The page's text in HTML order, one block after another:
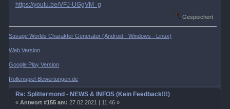
https://youtu.be/VFJ-UGgVM_g
Gespeichert
Savage Worlds Charakter Generator (Android - Windows - Linux)
Web Version
Google Play Version
Rollenspiel-Bewertungen.de
Re: Splittermond - NEWS & INFOS (Kein Feedback!!!)
« Antwort #155 am: 27.02.2021 | 11:46 »